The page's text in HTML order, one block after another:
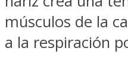
músculos de la
a la respiración